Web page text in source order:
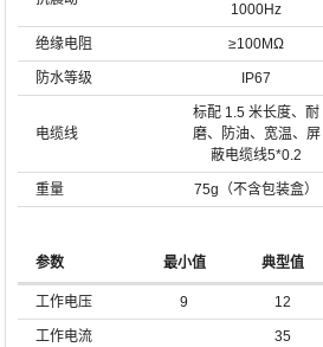
1000Hz
绝缘电阻 ≥100MΩ
防水等级 IP67
电缆线
标配 1.5 米长度、耐
磨、防油、宽温、屏
蔽电缆线5*0.2
重量 75g（不含包装盒）
参数 最小值 典型值
工作电压 9 12
工作电流 35